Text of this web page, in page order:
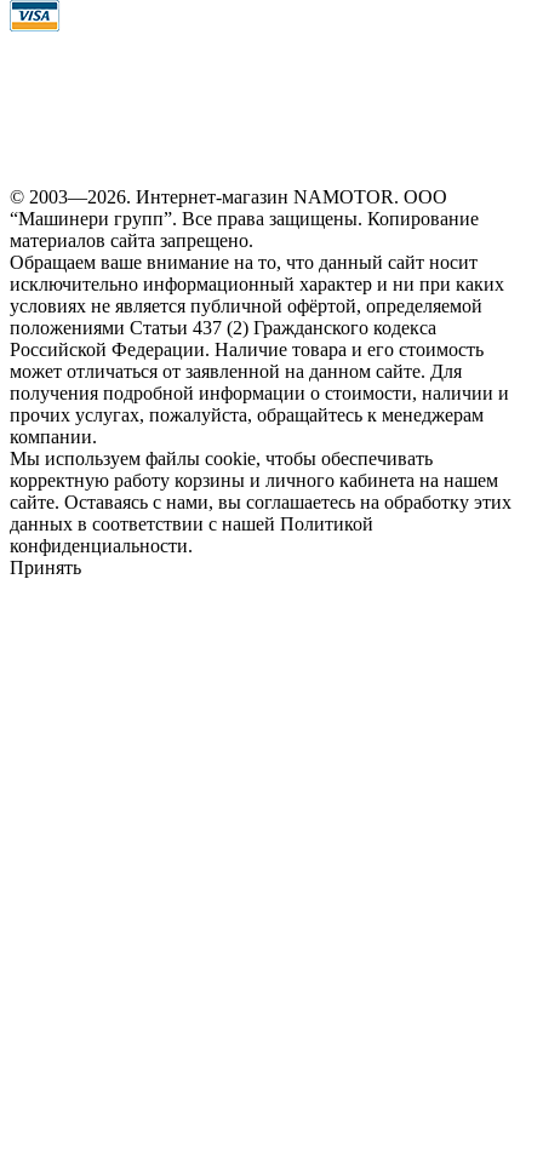
© 2003—2026. Интернет-магазин NAMOTOR. ООО
“Машинери групп”. Все права защищены. Копирование
материалов сайта запрещено.
Обращаем ваше внимание на то, что данный сайт носит
исключительно информационный характер и ни при каких
условиях не является публичной офёртой, определяемой
положениями Статьи 437 (2) Гражданского кодекса
Российской Федерации. Наличие товара и его стоимость
может отличаться от заявленной на данном сайте. Для
получения подробной информации о стоимости, наличии и
прочих услугах, пожалуйста, обращайтесь к менеджерам
компании.
Мы используем файлы cookie, чтобы обеспечивать
корректную работу корзины и личного кабинета на нашем
сайте. Оставаясь с нами, вы соглашаетесь на обработку этих
данных в соответствии с нашей Политикой
конфиденциальности.
Принять